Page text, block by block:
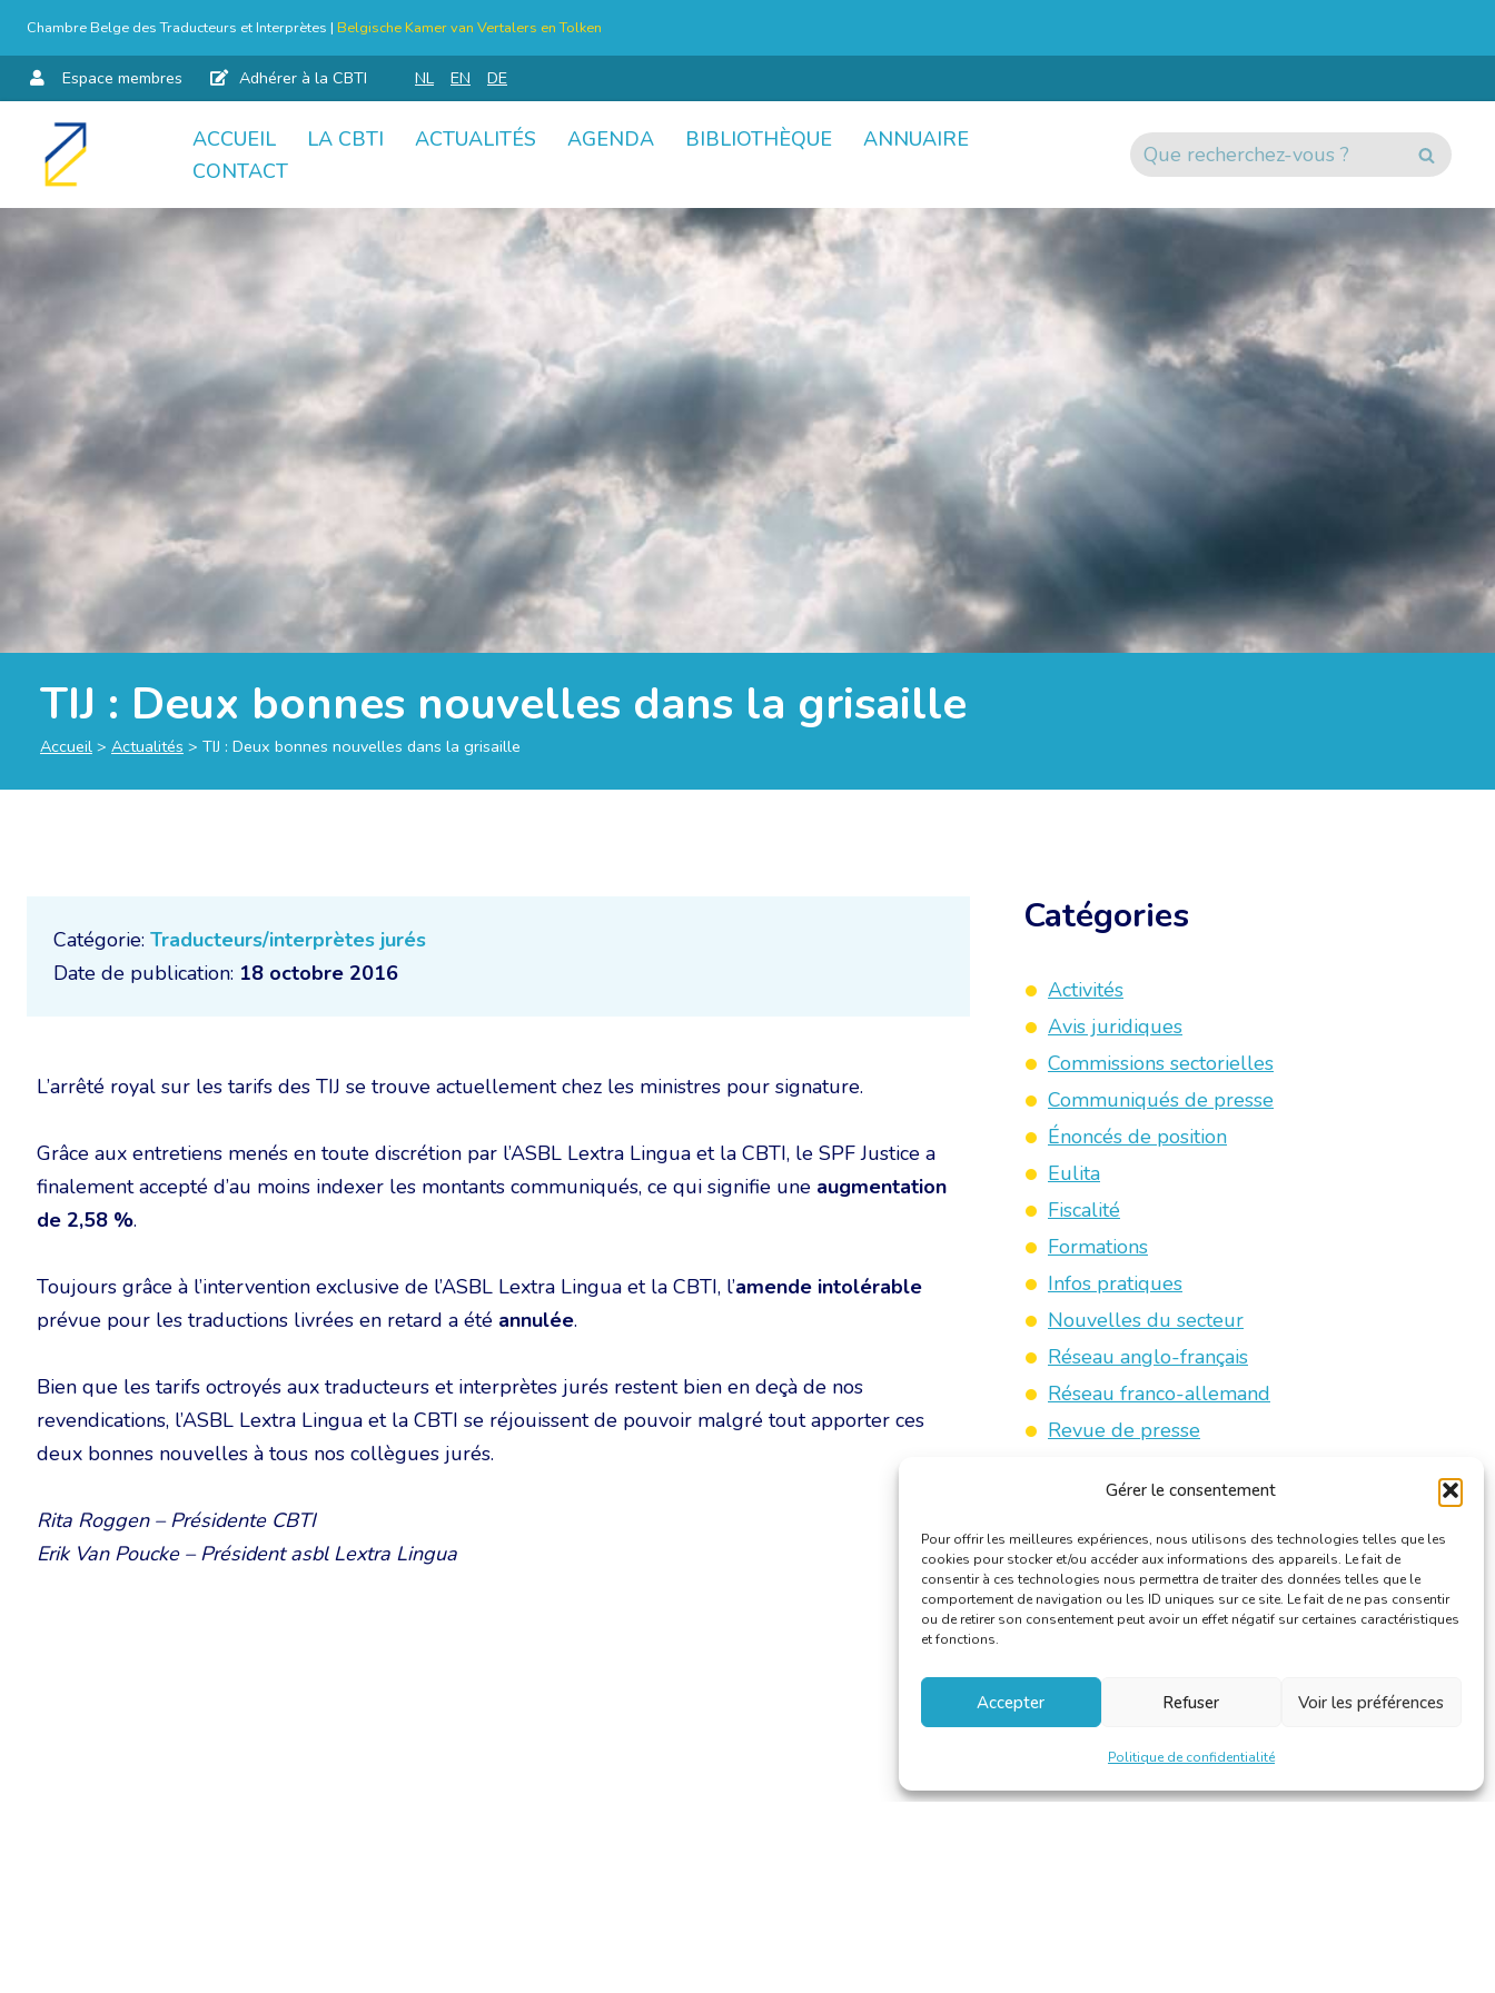
Gérer le consentement
Pour offrir les meilleures expériences, nous utilisons des technologies telles que les
cookies pour stocker et/ou accéder aux informations des appareils. Le fait de
consentir à ces technologies nous permettra de traiter des données telles que le
comportement de navigation ou les ID uniques sur ce site. Le fait de ne pas consentir
ou de retirer son consentement peut avoir un effet négatif sur certaines caractéristiques
et fonctions.
Accepter Refuser Voir les préférences
Politique de confidentialité
Chambre Belge des Traducteurs et Interprètes | Belgische Kamer van Vertalers en Tolken
Espace membres Adhérer à la CBTI NL EN DE
Aller
contenu
ACCUEIL LA CBTI ACTUALITÉS AGENDA BIBLIOTHÈQUE
ANNUAIRE
CONTACT
TIJ : Deux bonnes nouvelles dans la grisaille
Accueil > Actualités > TIJ : Deux bonnes nouvelles dans la grisaille
Catégorie: Traducteurs/interprètes jurés
Date de publication: 18 octobre 2016
L’arrêté royal sur les tarifs des TIJ se trouve actuellement chez les ministres pour signature.
Grâce aux entretiens menés en toute discrétion par l’ASBL Lextra Lingua et la CBTI, le SPF Justice a
finalement accepté d’au moins indexer les montants communiqués, ce qui signifie une augmentation
de 2,58 %.
Toujours grâce à l’intervention exclusive de l’ASBL Lextra Lingua et la CBTI, l’amende intolérable
prévue pour les traductions livrées en retard a été annulée.
Bien que les tarifs octroyés aux traducteurs et interprètes jurés restent bien en deçà de nos
revendications, l’ASBL Lextra Lingua et la CBTI se réjouissent de pouvoir malgré tout apporter ces
deux bonnes nouvelles à tous nos collègues jurés.
Rita Roggen – Présidente CBTI
Erik Van Poucke – Président asbl Lextra Lingua
Catégories
Activités
Avis juridiques
Commissions sectorielles
Communiqués de presse
Énoncés de position
Eulita
Fiscalité
Formations
Infos pratiques
Nouvelles du secteur
Réseau anglo-français
Réseau franco-allemand
Revue de presse
Vie de la CBTI